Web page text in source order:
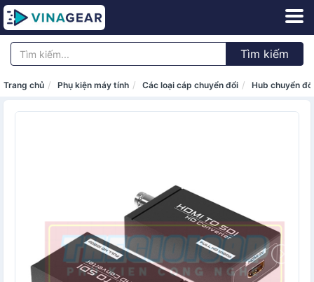
Tìm kiếm
Trang chủ Phụ kiện máy tính Các loại cáp chuyển đổi Hub chuyển